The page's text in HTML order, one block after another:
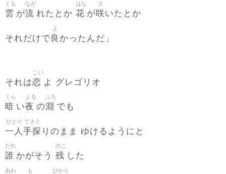
雲
くも
が流
なが
れたとか 花
はな
が咲
さ
いたとか
それだけで良
よ
かったんだ」
それは恋
こい
よ グレゴリオ
暗
くら
い夜
よる
の淵
ふち
でも
一人
ひとり
手探
てさぐ
りのまま ゆけるようにと
誰
だれ
かがそう 残
のこ
した
あわ も ひかり